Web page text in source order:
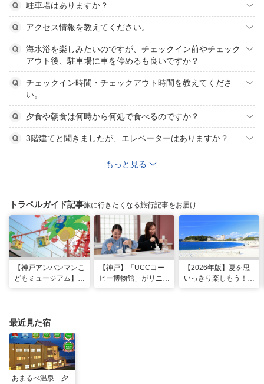
駐車場はありますか？
アクセス情報を教えてください。
海水浴を楽しみたいのですが、チェックイン前やチェック
アウト後、駐車場に車を停めるも良いですか？
チェックイン時間・チェックアウト時間を教えてくださ
い。
夕食や朝食は何時から何処で食べるのですか？
3階建てと聞きましたが、エレベーターはありますか？
もっと見る
トラベルガイド記事旅に行きたくなる旅行記事をお届け
【神戸アンパンマンこ
どもミュージアム】夏
ふき飛ばそう
【神戸】「UCCコー
ヒー博物館」がリニュ
【2026年版】夏を思
いっきり楽しもう！関
最近見た宿
あまるべ温泉 夕